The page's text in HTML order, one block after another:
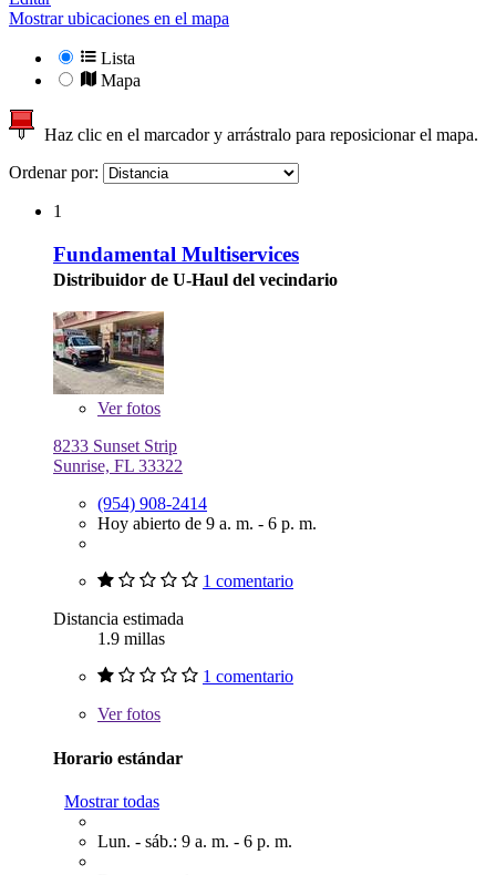
Mostrar ubicaciones en el mapa
Lista
Mapa
Haz clic en el marcador y arrástralo para reposicionar el mapa.
Ordenar por:
1
Fundamental Multiservices
Distribuidor de U-Haul del vecindario
Verfotos
8233 Sunset Strip
Sunrise, FL 33322
(954) 908-2414
Hoy abierto de 9 a. m. - 6 p. m.
1 comentario
Distancia estimada
1.9 millas
1 comentario
Verfotos
Horario estándar
Mostrar todas
Lun. - sáb.: 9 a. m. - 6 p. m.